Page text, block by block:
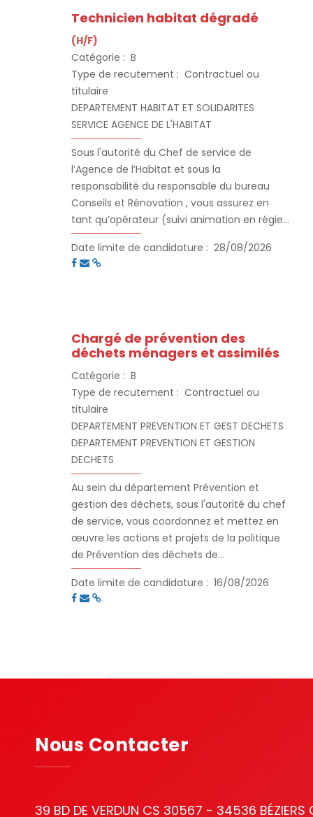
Technicien habitat dégradé
(H/F)
Catégorie : B
Type de recutement : Contractuel ou
titulaire
DEPARTEMENT HABITAT ET SOLIDARITES
SERVICE AGENCE DE L'HABITAT
Sous l'autorité du Chef de service de
l’Agence de l’Habitat et sous la
responsabilité du responsable du bureau
Conseils et Rénovation , vous assurez en
tant qu’opérateur (suivi animation en régie)
dans le cadre de l’OPAH « Action Cœur de
Ville » et du Pacte Territorial, une mission
d’assistance à maîtrise d’ouvrage dans le
(à destination des propriétaires occupants,
bailleurs et copropriétaires).
Date limite de candidature : 28/08/2026
Chargé de prévention des
déchets ménagers et assimilés
Catégorie : B
Type de recutement : Contractuel ou
titulaire
DEPARTEMENT PREVENTION ET GEST DECHETS
DEPARTEMENT PREVENTION ET GESTION
DECHETS
Au sein du département Prévention et
gestion des déchets, sous l'autorité du chef
de service, vous coordonnez et mettez en
œuvre les actions et projets de la politique
de Prévention des déchets de
l’Agglomération via le Programme Local de
Prévention des Déchets Ménagers et
Assimilés (PLPDMA) de la Communauté
Date limite de candidature : 16/08/2026
Nous Contacter
39 BD DE VERDUN CS 30567 - 34536 BÉZIERS